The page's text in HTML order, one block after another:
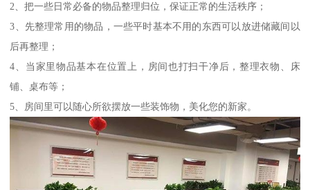
2、把一些日常必备的物品整理归位，保证正常的生活秩序；
3、先整理常用的物品，一些平时基本不用的东西可以放进储藏间以
后再整理；
4、当家里物品基本在位置上，房间也打扫干净后，整理衣物、床
铺、桌布等；
5、房间里可以随心所欲摆放一些装饰物，美化您的新家。